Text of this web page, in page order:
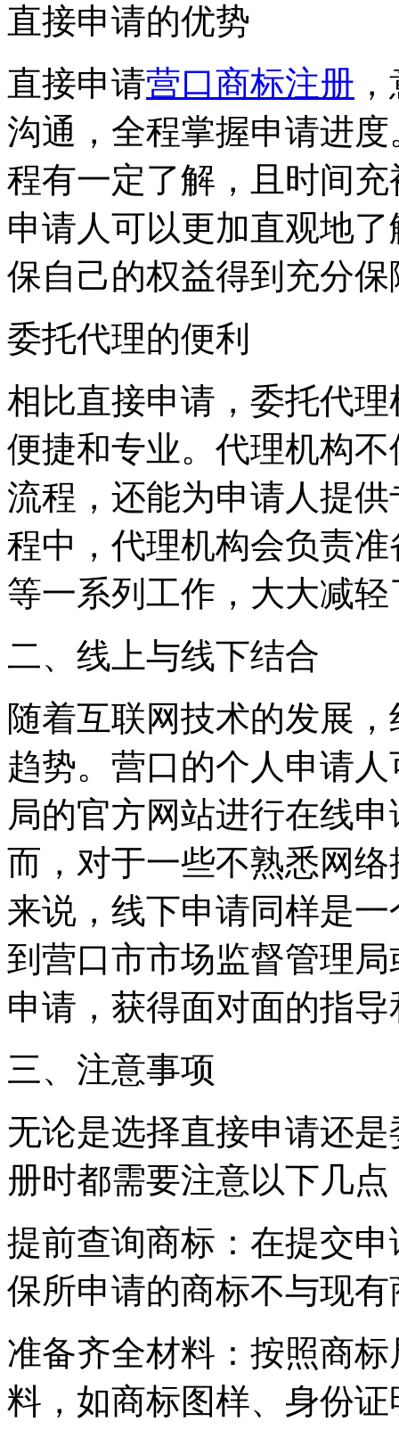
‌直接申请的优势‌
直接申请营口商标注册
沟通，全程掌握申请进
程有一定了解，且时间
申请人可以更加直观地
保自己的权益得到充分保
‌委托代理的便利‌
相比直接申请，委托代
便捷和专业。代理机构
流程，还能为申请人提
程中，代理机构会负责
等一系列工作，大大减
二、线上与线下结合
随着互联网技术的发展
趋势。营口的个人申请
局的官方网站进行在线
而，对于一些不熟悉网
来说，线下申请同样是
到营口市市场监督管理
申请，获得面对面的指
三、注意事项
无论是选择直接申请还
册时都需要注意以下几点
提前查询商标‌：在提交
保所申请的商标不与现
准备齐全材料‌：按照商
料，如商标图样、身份